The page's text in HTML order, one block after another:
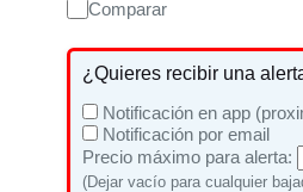
Comparar
¿Quieres recibir una
Notificación en app
Notificación por email
Precio máximo para alerta:
(Dejar vacío para cualquier